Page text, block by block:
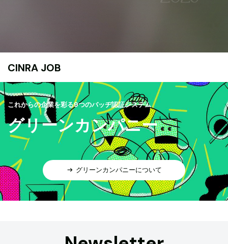
CINRA JOB
これからの企業を彩る9つのバッヂ認証システム
グリーンカンパニー
グリーンカンパニーについて